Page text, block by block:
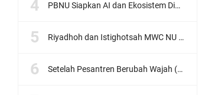
PBNU Siapkan AI dan Ekosistem Digital "Satu Ranah Digital untuk Ulama", Siap Diluncurkan dalam Waktu Dekat!
Riyadhoh dan Istighotsah MWC NU Lowokwaru: Menguatkan Doa, Menjalin Ukhuwah Menyambut Muktamar NU ke-35
Setelah Pesantren Berubah Wajah (Dari NU Ke Wahabi)